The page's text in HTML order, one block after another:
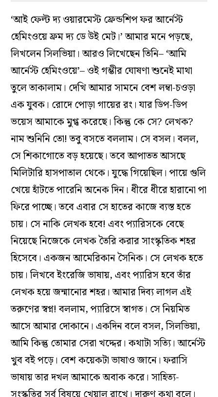
‘আই ফেল্ট দ‌্য ওয়ারমেস্ট ফ্রেন্ডশিপ ফর আর্নেস্ট
হেমিংওয়ে ফ্রম দ‌্য ডে উই মেট।’ আমার মনে পড়ছে,
লিখলেন সিলভিয়া। আরও লিখেছেন তিনি– ‘আমি
আর্নেস্ট হেমিংওয়ে’– ওই গম্ভীর ঘোষণা শুনেই মাথা
তুলে তাকালাম। দেখি আমার সামনে বেশ লম্বা-চওড়া
এক যুবক। রোদে পোড়া গায়ের রং। যার ডিপ-ডিপ
ভয়েস আমাকে মুগ্ধ করেছে। কিন্তু কে সে? লেখক?
নাম শুনিনি তো! তবু বসতে বললাম। সে বসল। বলল,
সে শিকাগোতে বড় হয়েছে। তবে আপাতত আসছে
মিলিটারি হাসপাতাল থেকে। যুদ্ধে গিয়েছিল। পায়ে গুলি
খেয়ে হাঁটতে পারেনি অনেক দিন। ধীরে ধীরে হারানো পা
ফিরে পাচ্ছে। তবে এবার সে হাতের কাজে ব‌্যস্ত হতে
চায়। সে নাকি লেখক হবে! এবং প‌্যারিসকে বেছে
নিয়েছে নিজেকে লেখক তৈরি করার সাংস্কৃতিক শহর
হিসেবে। একজন আমেরিকান সৈনিক। সে লেখক হতে
চায়। লিখবে ইংরেজি ভাষায়, এবং প‌্যারিস হবে তাঁর
লেখক হয়ে জন্মানোর শহর। আমার দিব‌্য লাগল এই
তরুণের স্বপ্ন! বললাম, প‌্যারিসে স্বাগত। সে নিয়মিত
আসে আমার দোকানে। একদিন বলে বসল, সিলভিয়া,
আমি কিন্তু তোমার সেরা খদ্দের। কথাটা সত‌্যি। আর্নেস্ট
খুব বই পড়ে। বেশ কয়েকটা ভাষাও জানে। ফরাসি
ভাষায় তার দখল আমাকে অবাক করে। সাহিত‌্য-